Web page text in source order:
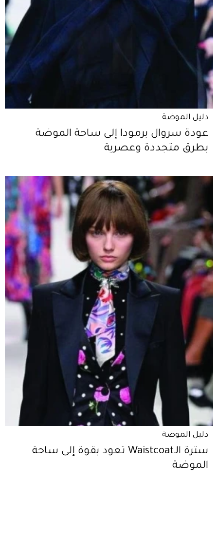
دليل الموضة
عودة سروال برمودا إلى ساحة الموضة
بطرق متجددة وعصرية
دليل الموضة
سترة الـWaistcoat تعود بقوة إلى ساحة
الموضة